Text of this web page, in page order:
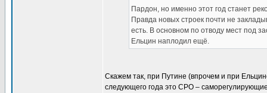
Пардон, но именно этот год станет
Правда новых строек почти не
есть. В основном по отводу мест под
Ельцин наплодил ещё.
Скажем так, при Путине (впрочем и при
следующего года это СРО –